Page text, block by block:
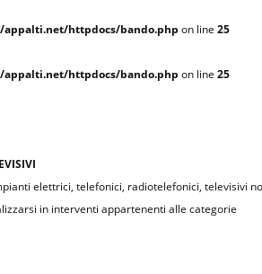
httpdocs/bando.php on line 25
httpdocs/bando.php on line 25
elettrici, telefonici, radiotelefonici, televisivi
in interventi appartenenti alle categorie